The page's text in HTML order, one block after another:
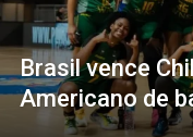
Brasil vence
Americano de